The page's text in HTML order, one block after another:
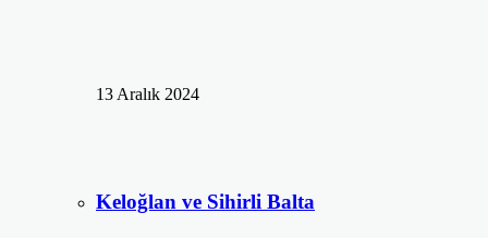
13 Aralık 2024
Keloğlan ve Sihirli Balta